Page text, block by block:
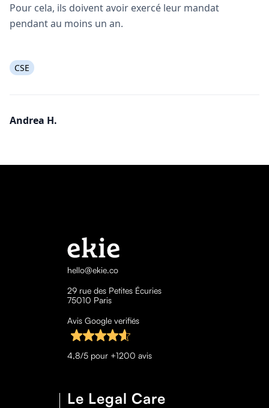
Pour cela, ils doivent avoir exercé leur mandat
pendant au moins un an.
CSE
Andrea H.
hello@ekie.co
29 rue des Petites Écuries
75010 Paris
Avis Google verifiés
4,8/5 pour +1200 avis
Le Legal Care